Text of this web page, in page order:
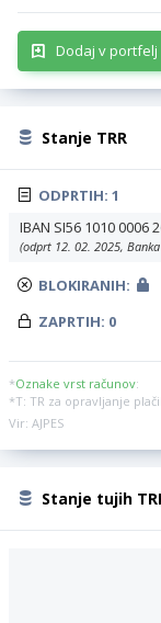
Dodaj v portfelj
Stanje TRR
ODPRTIH: 1
IBAN SI56 1010 0006
(odprt 12. 02. 2025,
BLOKIRANIH:
ZAPRTIH: 0
*Oznake vrst računov:
*T: TR za opravljanje
Vir: AJPES
Stanje tujih